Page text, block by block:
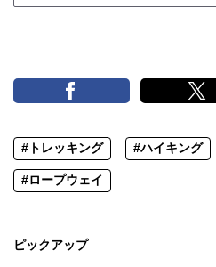
#トレッキング #ハイキング
#ロープウェイ
ピックアップ